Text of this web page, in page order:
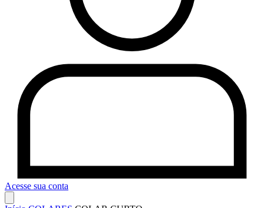
Acesse sua conta